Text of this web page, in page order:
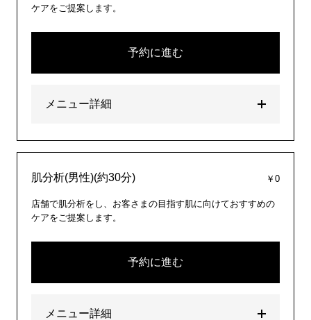
ケアをご提案します。
予約に進む
メニュー詳細
肌分析(男性)(約30分) ￥0
店舗で肌分析をし、お客さまの目指す肌に向けておすすめの
ケアをご提案します。
予約に進む
メニュー詳細